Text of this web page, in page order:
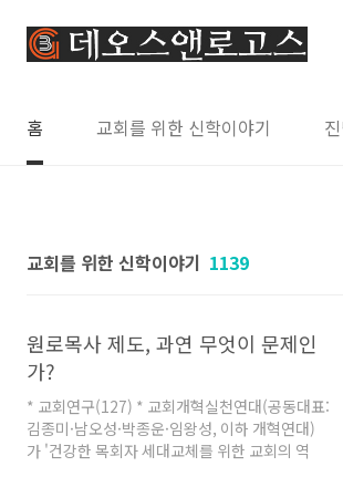
홈 교회를 위한 신학이야기
교회를 위한 신학이야기 1139
원로목사 제도, 과연 무엇이 문제인
가?
* 교회연구(127) * 교회개혁실천연대(공동대표:
김종미·남오성·박종운·임왕성, 이하 개혁연대)
가 '건강한 목회자 세대교체를 위한 교회의 역
할'을 주제로 을 두 차례 진행했다. 지난 6월 25일